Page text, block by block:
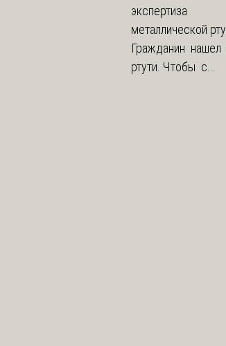
экспертиза
металлической
Гражданин нашел
ртути. Чтобы с...